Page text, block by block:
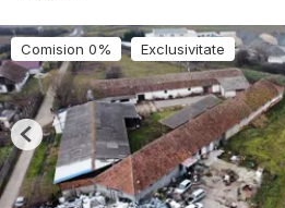
Comision 0% Exclusivitate
Previous